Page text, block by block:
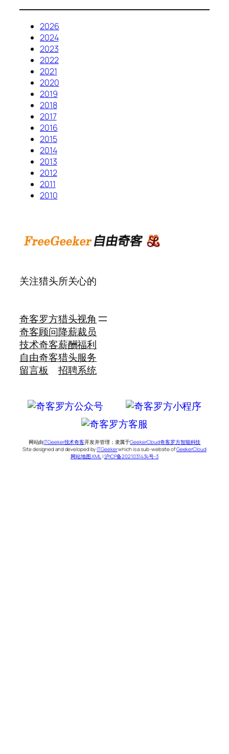
2026
2024
2023
2022
2021
2020
2019
2018
2017
2016
2015
2014
2013
2012
2011
2010
关注猎头所关心的
奇客罗方
奇客顾问
技术奇客
自由奇客
留言板
猎头视角
降薪裁员
薪酬福利
猎头服务
招聘系统
网站由ITGeeker技术奇客开发并管理；隶属于GeekerCloud奇客罗方智能科技
Site designed and developed byITGeekerwhich is a sub-website ofGeekerCloud
网站地图 XML |沪ICP备2021031434号-3